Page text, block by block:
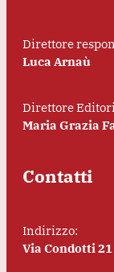
Direttore
Luca Arnaù
Direttore
Maria Grazia
Contatti
Indirizzo:
Via Condotti